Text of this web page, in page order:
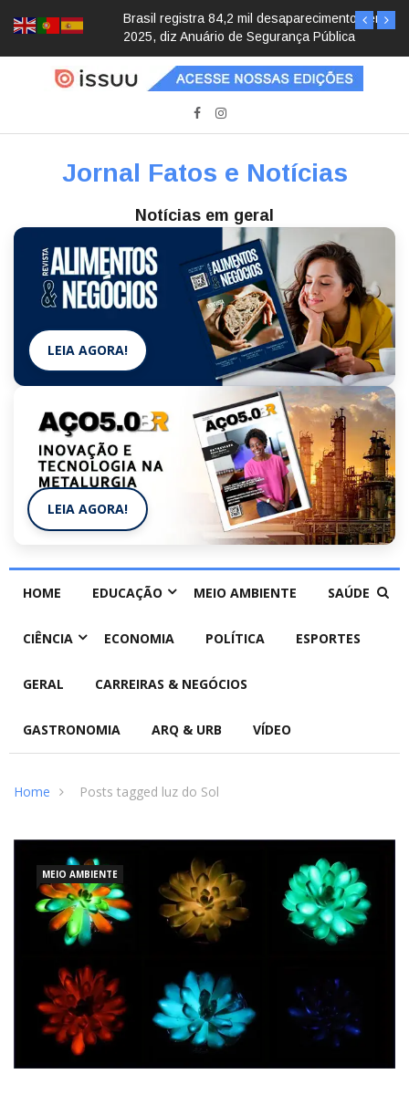
Brasil registra 84,2 mil desaparecimentos em
2025, diz Anuário de Segurança Pública
Jornal Fatos e Notícias
Notícias em geral
LEIA AGORA!
LEIA AGORA!
HOME EDUCAÇÃO MEIO AMBIENTE SAÚDE
CIÊNCIA ECONOMIA POLÍTICA ESPORTES
GERAL CARREIRAS & NEGÓCIOS
GASTRONOMIA ARQ & URB VÍDEO
Home Posts tagged luz do Sol
MEIO AMBIENTE